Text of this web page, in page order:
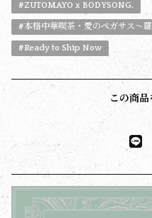
#ZUTOMAYO x BODYSONG.
#本格中華喫茶・愛のペガサス～
#Ready to Ship Now
この商品